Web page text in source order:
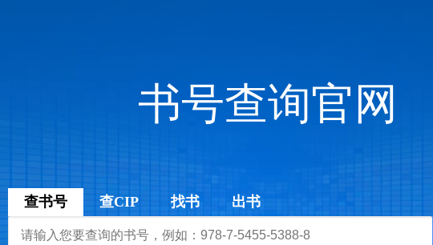
书号查询官网
查书号 查CIP 找书 出书